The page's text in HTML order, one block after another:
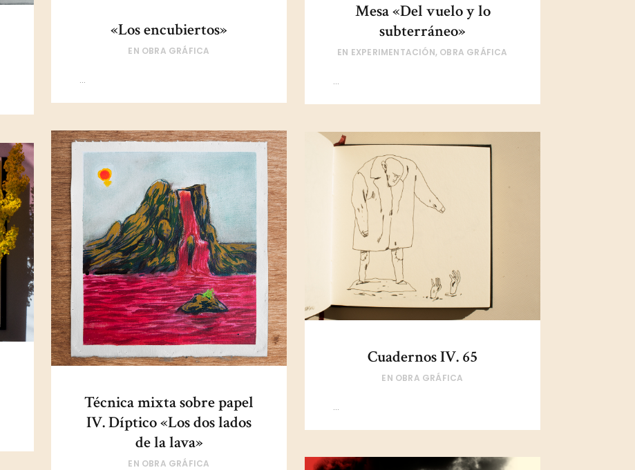
«Los encubiertos»
EN OBRA GRÁFICA
...
Mesa «Del vuelo y lo
subterráneo»
EN EXPERIMENTACIÓN, OBRA GRÁFICA
...
Técnica mixta sobre papel
IV. Díptico «Los dos lados
de la lava»
EN OBRA GRÁFICA
Cuadernos IV. 65
EN OBRA GRÁFICA
...